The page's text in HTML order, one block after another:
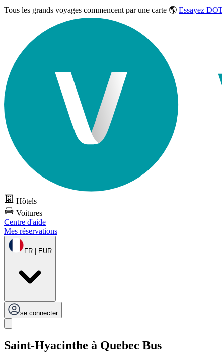
Tous les grands voyages commencent par une carte 🌎 Essayez
Hôtels
Voitures
Centre d'aide
Mes réservations
FR | EUR
se connecter
Saint-Hyacinthe à Quebec Bus